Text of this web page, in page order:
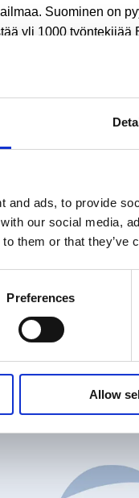
and ads, to provide
our social media,
them or that
Preferences
Allow
Suominen on
yli 1000
milj. euroa.